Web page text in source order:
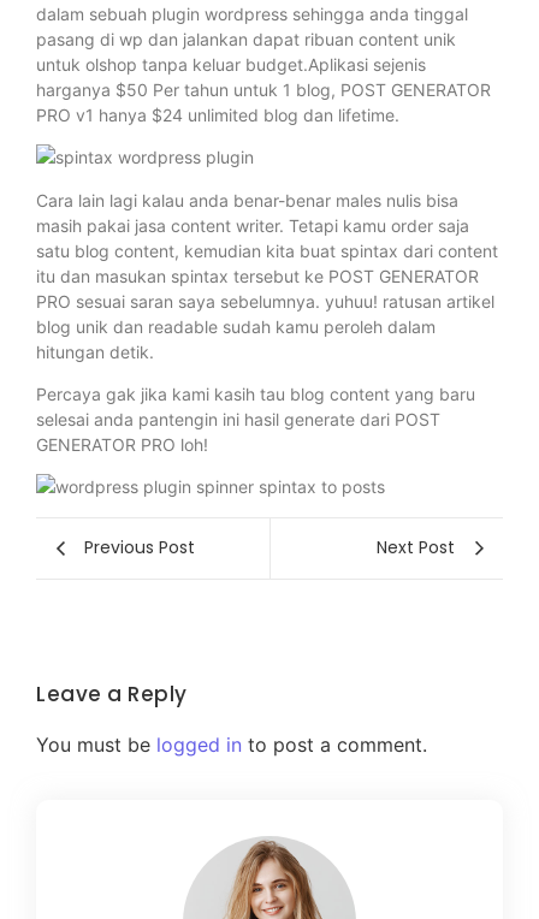
dalam sebuah plugin wordpress sehingga anda tinggal
pasang di wp dan jalankan dapat ribuan content unik
untuk olshop tanpa keluar budget.Aplikasi sejenis
harganya $50 Per tahun untuk 1 blog, POST GENERATOR
PRO v1 hanya $24 unlimited blog dan lifetime.
Cara lain lagi kalau anda benar-benar males nulis bisa
masih pakai jasa content writer. Tetapi kamu order saja
satu blog content, kemudian kita buat spintax dari content
itu dan masukan spintax tersebut ke POST GENERATOR
PRO sesuai saran saya sebelumnya. yuhuu! ratusan artikel
blog unik dan readable sudah kamu peroleh dalam
hitungan detik.
Percaya gak jika kami kasih tau blog content yang baru
selesai anda pantengin ini hasil generate dari POST
GENERATOR PRO loh!
Previous Post Next Post
Leave a Reply
You must be logged in to post a comment.